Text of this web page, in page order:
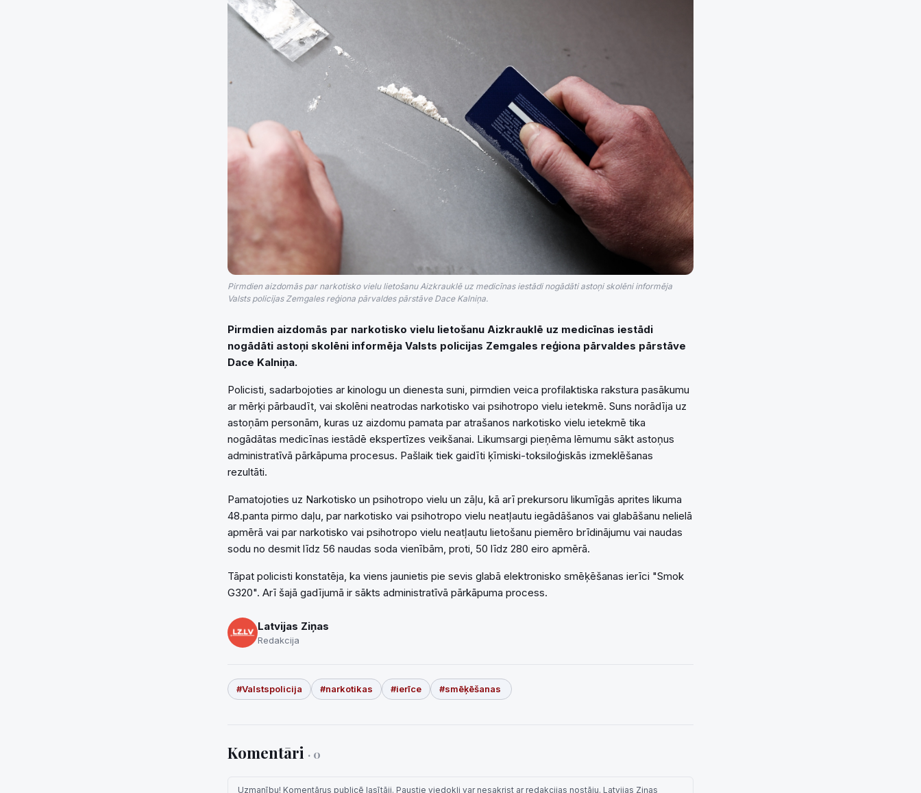
Pirmdien aizdomās par narkotisko vielu lietošanu Aizkrauklē uz medicīnas iestādi nogādāti astoņi skolēni informēja
Valsts policijas Zemgales reģiona pārvaldes pārstāve Dace Kalniņa.
Pirmdien aizdomās par narkotisko vielu lietošanu Aizkrauklē uz medicīnas iestādi
nogādāti astoņi skolēni informēja Valsts policijas Zemgales reģiona pārvaldes pārstāve
Dace Kalniņa.
Policisti, sadarbojoties ar kinologu un dienesta suni, pirmdien veica profilaktiska rakstura pasākumu
ar mērķi pārbaudīt, vai skolēni neatrodas narkotisko vai psihotropo vielu ietekmē. Suns norādīja uz
astoņām personām, kuras uz aizdomu pamata par atrašanos narkotisko vielu ietekmē tika
nogādātas medicīnas iestādē ekspertīzes veikšanai. Likumsargi pieņēma lēmumu sākt astoņus
administratīvā pārkāpuma procesus. Pašlaik tiek gaidīti ķīmiski-toksiloģiskās izmeklēšanas
rezultāti.
Pamatojoties uz Narkotisko un psihotropo vielu un zāļu, kā arī prekursoru likumīgās aprites likuma
48.panta pirmo daļu, par narkotisko vai psihotropo vielu neatļautu iegādāšanos vai glabāšanu nelielā
apmērā vai par narkotisko vai psihotropo vielu neatļautu lietošanu piemēro brīdinājumu vai naudas
sodu no desmit līdz 56 naudas soda vienībām, proti, 50 līdz 280 eiro apmērā.
Tāpat policisti konstatēja, ka viens jaunietis pie sevis glabā elektronisko smēķēšanas ierīci "Smok
G320". Arī šajā gadījumā ir sākts administratīvā pārkāpuma process.
Latvijas Ziņas
Redakcija
#Valstspolicija #narkotikas #ierīce #smēķēšanas
Komentāri · 0
Uzmanību! Komentārus publicē lasītāji. Paustie viedokļi var nesakrist ar redakcijas nostāju. Latvijas Ziņas